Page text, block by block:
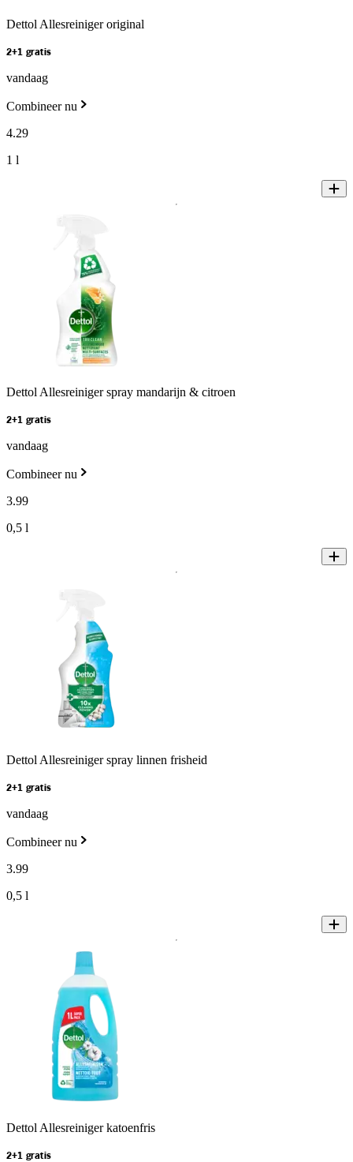
Dettol Allesreiniger original
2+1 gratis
vandaag
Combineer nu
4.29
1 l
Dettol Allesreiniger spray mandarijn & citroen
2+1 gratis
vandaag
Combineer nu
3.99
0,5 l
Dettol Allesreiniger spray linnen frisheid
2+1 gratis
vandaag
Combineer nu
3.99
0,5 l
Dettol Allesreiniger katoenfris
2+1 gratis